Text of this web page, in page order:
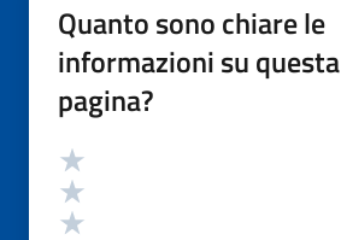
Quanto sono chiare le
informazioni su questa
pagina?
Valutazione